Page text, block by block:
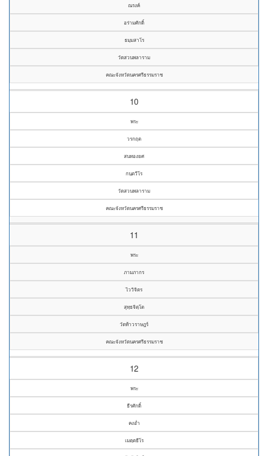
ณรงค์
อร่ามศักดิ์
ธมฺมสาโร
วัดสวนพลาราม
คณะจังหวัดนครศรีธรรมราช
10
พระ
วรกฤต
สนทองยศ
กนฺตวีโร
วัดสวนพลาราม
คณะจังหวัดนครศรีธรรมราช
11
พระ
ภามภากร
ไววิจิตร
สุทฺธจิตฺโต
วัดท้าวราษฎร์
คณะจังหวัดนครศรีธรรมราช
12
พระ
ธีรศักดิ์
คงอ่ำ
เมตฺตธีโร